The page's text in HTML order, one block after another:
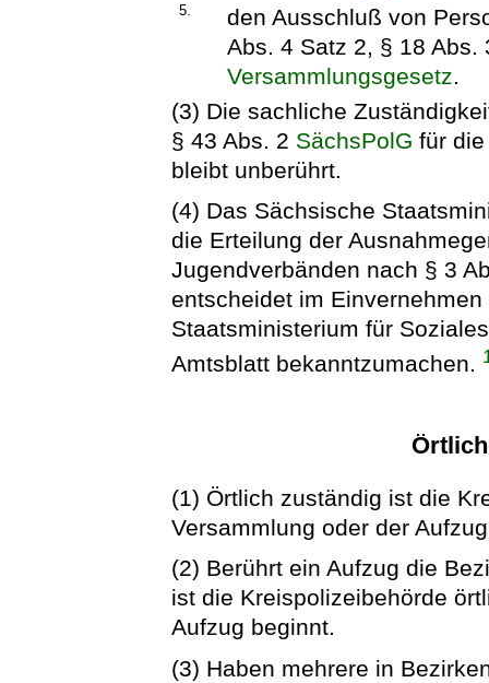
5.
den Ausschluß von
Abs. 4 Satz 2, § 18 Abs.
Versammlungsgesetz.
(3) Die sachliche
§ 43 Abs. 2 SächsPolG für
bleibt unberührt.
(4) Das Sächsische
die Erteilung der
Jugendverbänden nach § 3
entscheidet im
Staatsministerium für
Amtsblatt bekanntzumachen.
(1) Örtlich zuständig ist die
Versammlung oder der
(2) Berührt ein Aufzug die
ist die Kreispolizeibehörde
Aufzug beginnt.
(3) Haben mehrere in